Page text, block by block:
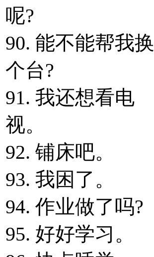
呢?
90. 能不能帮我换
个台?
91. 我还想看电
视。
92. 铺床吧。
93. 我困了。
94. 作业做了吗?
95. 好好学习。